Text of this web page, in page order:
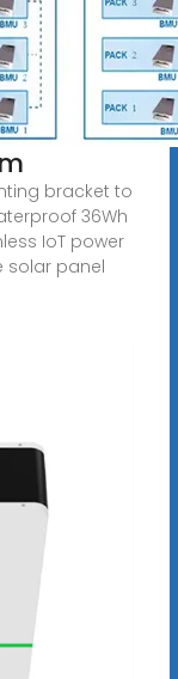
bracket to
36Wh
IoT power
solar panel